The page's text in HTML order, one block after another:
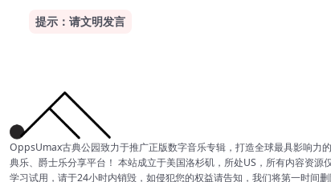
提示：请文明发言
OppsUmax古典公园致力于推广正版数字音乐专辑，打造全球最具影响力
典乐、爵士乐分享平台！ 本站成立于美国洛杉矶，所处US，所有内容资源
学习试用，请于24小时内销毁，如侵犯您的权益请告知，我们将第一时间删